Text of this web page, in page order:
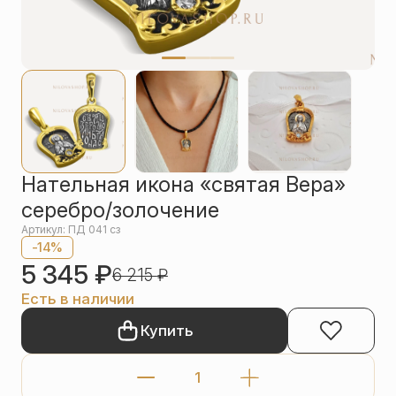
Цепи
Чётки
Шнурки на
шею
Другое
Нательная икона «святая Вера»
серебро/золочение
Артикул: ПД 041 сз
-14%
5 345 ₽6 215₽
Есть в наличии
Купить
Количество